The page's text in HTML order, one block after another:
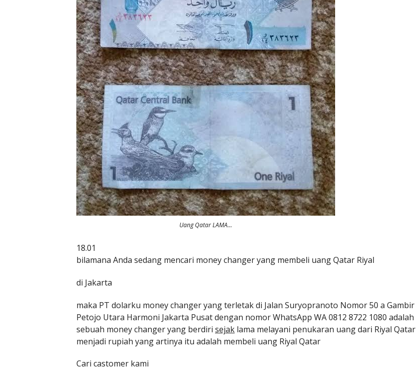
Uang Qatar LAMA…
18.01
bilamana Anda sedang mencari money changer yang membeli uang Qatar Riyal
di Jakarta
maka PT dolarku money changer yang terletak di Jalan Suryopranoto Nomor 50 a Gambir
Petojo Utara Harmoni Jakarta Pusat dengan nomor WhatsApp WA 0812 8722 1080 adalah
sebuah money changer yang berdiri sejak lama melayani penukaran uang dari Riyal Qatar
menjadi rupiah yang artinya itu adalah membeli uang Riyal Qatar
Cari castomer kami